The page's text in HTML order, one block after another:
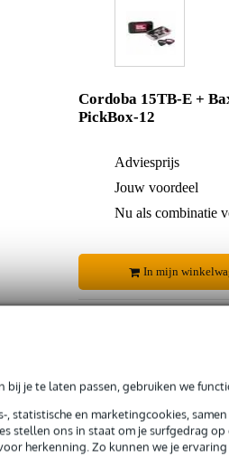
je te laten passen, gebruiken we
statistische en marketingcookies,
stellen ons in staat om je surfgedrag
herkenning. Zo kunnen we je
Cordoba 15TB-E +
PickBox-12
Adviesprijs
Jouw voordeel
Nu als combinatie
In mijn
Laagste-prijs-garantie